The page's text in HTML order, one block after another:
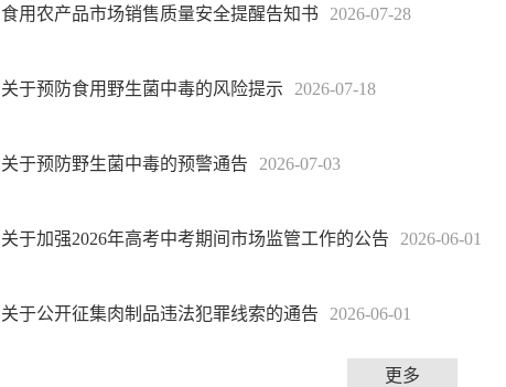
食用农产品市场销售质量安全提醒告知书 2026-07-28
关于预防食用野生菌中毒的风险提示 2026-07-18
关于预防野生菌中毒的预警通告 2026-07-03
关于加强2026年高考中考期间市场监管工作的公告 2026-06-01
关于公开征集肉制品违法犯罪线索的通告 2026-06-01
更多